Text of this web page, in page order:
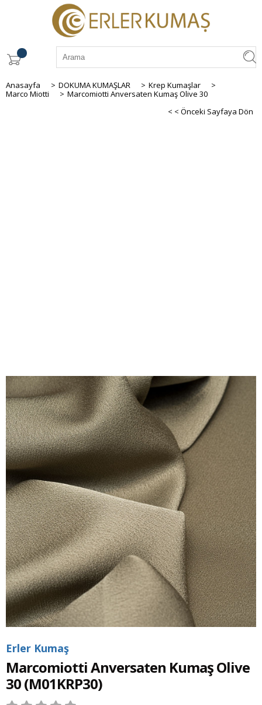
Anasayfa > DOKUMA KUMAŞLAR > Krep Kumaşlar
>
Marco Miotti
> Marcomiotti Anversaten Kumaş Olive 30
< < Önceki Sayfaya Dön
Erler Kumaş
Marcomiotti Anversaten Kumaş Olive
30(M01KRP30)